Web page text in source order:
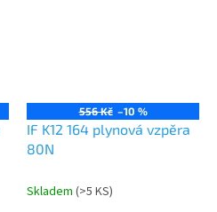
556 Kč –10 %
IF K12 164 plynová vzpěra
80N
Skladem (>5 KS)